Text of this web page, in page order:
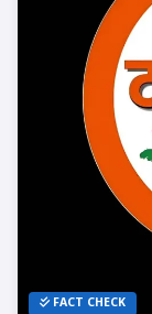
FACT CHECK